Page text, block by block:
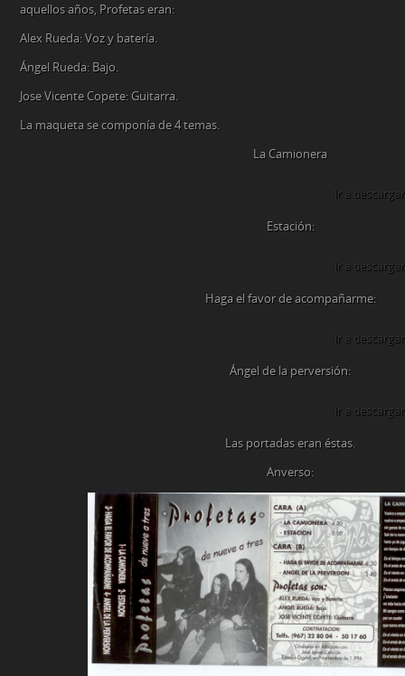
aquellos años, Profetas eran:
Alex Rueda: Voz y batería.
Ángel Rueda: Bajo.
Jose Vicente Copete: Guitarra.
La maqueta se componía de 4 temas.
La Camionera
Ir a descargar
Estación:
Ir a descargar
Haga el favor de acompañarme:
Ir a descargar
Ángel de la perversión:
Ir a descargar
Las portadas eran éstas.
Anverso: